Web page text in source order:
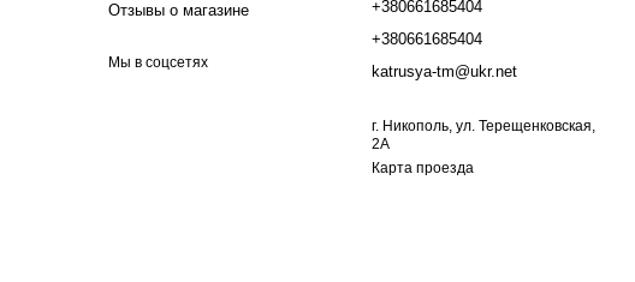
Отзывы о магазине
Мы в соцсетях
+380661685404
+380661685404
katrusya-tm@ukr.net
г. Никополь, ул. Терещенковская,
2А
Карта проезда